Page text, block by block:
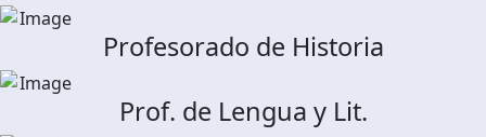
Profesorado de Historia
Prof. de Lengua y Lit.